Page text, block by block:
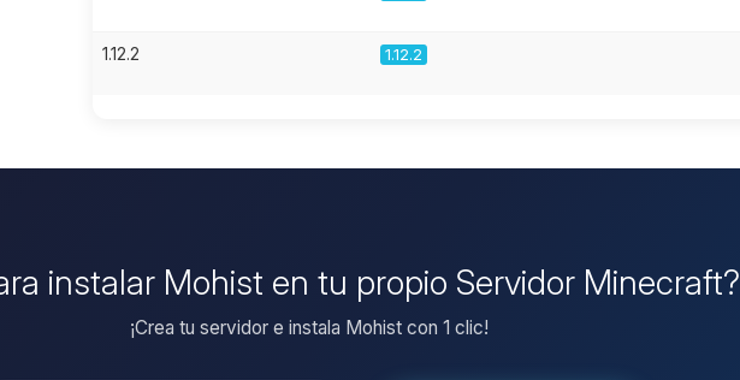
1.12.2 1.12.2
instalar Mohist en tu propio Servidor Minecraft?
¡Crea tu servidor e instala Mohist con 1 clic!